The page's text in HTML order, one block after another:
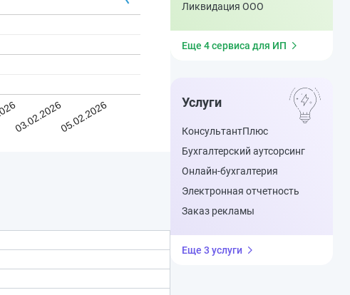
03.02.202605.02.2026
Ликвидация ООО
Еще 4 сервиса для ИП
Услуги
КонсультантПлюс
Бухгалтерский аутсорсинг
Онлайн-бухгалтерия
Электронная отчетность
Заказ рекламы
Еще 3 услуги